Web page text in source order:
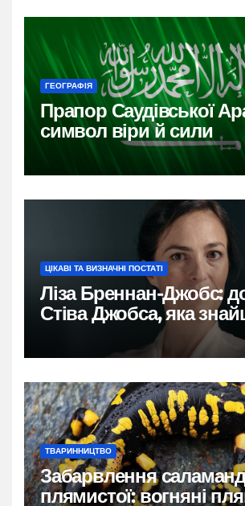
ГЕОГРАФІЯ
Прапор Саудівської
символ віри й сили
ЦІКАВІ ТА ВИЗНАЧНІ ПОСТАТІ
Ліза Бреннан-Джобс:
Стіва Джобса, яка
власний голос
ТВАРИННИЦТВО
Забарвлення
плямистої: вогняні